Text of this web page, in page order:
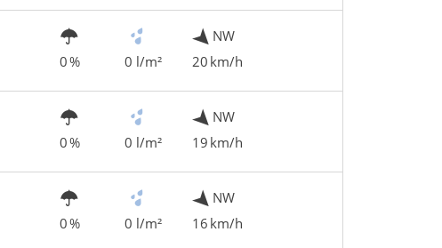
0 % 0 l/m²
NW
20 km/h
0 % 0 l/m²
NW
19 km/h
0 % 0 l/m²
NW
16 km/h